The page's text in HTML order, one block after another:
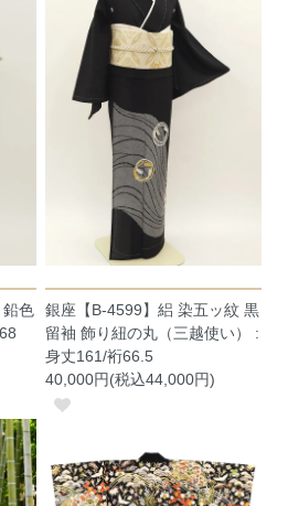
色
銀座【B-4599】絽 染五ッ紋 黒
留袖 飾り紐の丸（三越使い） :
身丈161/裄66.5
40,000円(税込44,000円)